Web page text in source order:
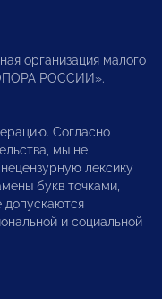
организация малого
РОССИИ».
Согласно
мы не
лексику
букв точками,
и социальной